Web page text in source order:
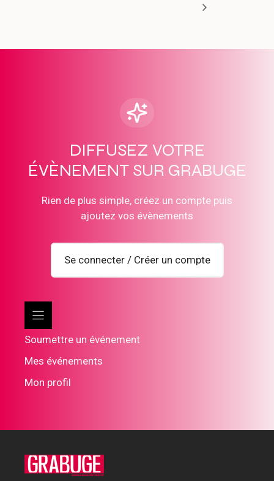
DIFFUSEZ VOTRE
ÉVÈNEMENT SUR GRABUGE
Rien de plus simple, créez un compte puis
ajoutez vos évènements
Se connecter / Créer un compte
Soumettre un événement
Mes événements
Mon profil